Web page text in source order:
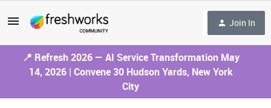
Join In
📍 Refresh 2026 — AI Service Transformation May
14, 2026 | Convene 30 Hudson Yards, New York
City